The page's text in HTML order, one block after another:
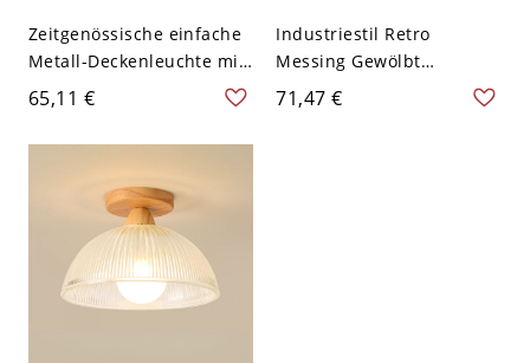
Zeitgenössische einfache
Metall-Deckenleuchte mit
Glasschirm - 110V-120V
Dampfdom
65,11 €
Industriestil Retro
Messing Gewölbt
Halbflächenleuchte für
Stilvolle Innenräume -
71,47 €